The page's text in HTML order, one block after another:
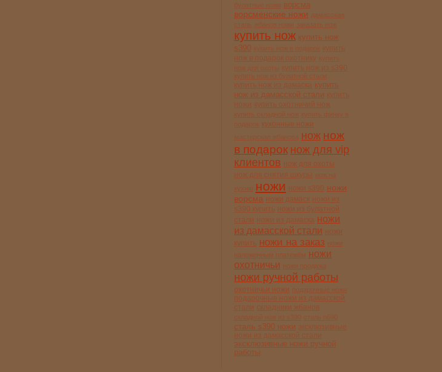
ворсма
ворсменские ножи
купить нож купить нож
s390
купить
нож из дамасской стали
купить охотничий нож
кухонные ножи
нож нож
в подарок нож для vip
клиентов нож для охоты
ножи
ножи
ворсма
ножи дамаск
ножи из булатной
стали
ножи
из дамасской стали
ножи
купить
ножи на заказ
ножи
охотничьи
ножи ручной работы
охотничьи ножи
складники жбанов
сталь s390 ножи
эксклюзивные ножи ручной
работы